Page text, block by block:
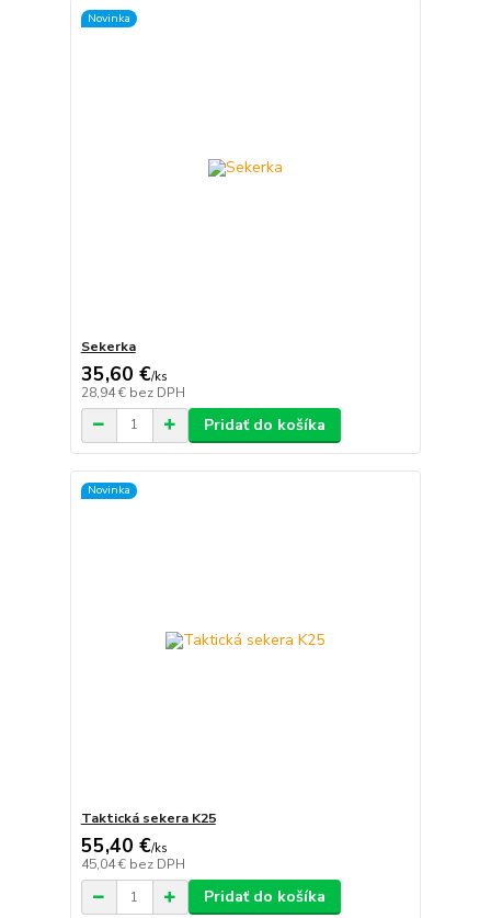
Novinka
Sekerka
35,60 €/ks
28,94 € bez DPH
Pridať do košíka
Novinka
Taktická sekera K25
55,40 €/ks
45,04 € bez DPH
Pridať do košíka